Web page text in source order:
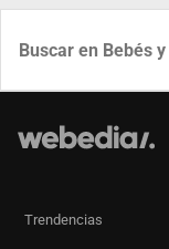
Trendencias